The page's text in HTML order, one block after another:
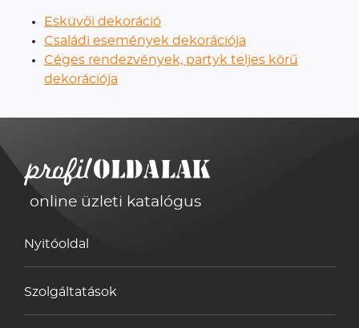
Esküvői dekoráció
Családi események dekorációja
Céges rendezvények, partyk teljes körű
dekorációja
online üzleti katalógus
Nyitóoldal
Szolgáltatások